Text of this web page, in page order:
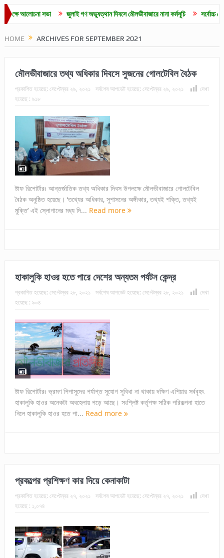
সভা জুলাই গণ অভ্যুত্থান দিবসে মৌলভীবাজারে নানা কর্মসূচি সর্বোচ্চ ভোট পেয়ে সদস্য
HOME ARCHIVES FOR SEPTEMBER 2021
মৌলভীবাজারে তথ্য অধিকার দিবসে সুজনের গোলটেবিল বৈঠক
প্রকাশিত হয়েছে: সেপ্টেম্বর ২৯, ২০২১ সর্বশেষ আপডেট হয়েছে: সেপ্টেম্বর ২৯, ২০২১
দেখা
হয়েছে : ৯১৮
ষ্টাফ রিপোর্টারঃ আন্তর্জাতিক তথ্য অধিকার দিবস উপলক্ষে মৌলভীবাজারে গোলটেবিল
বৈঠক অনুষ্ঠিত হয়েছে। ‘তথ্যের অধিকার, সুশাসনের অঙ্গীকার, তথ্যই শক্তি, তথ্যই
মুক্তি’ এই স্লোগানের মধ্য দি... Read more
হাকালুকি হাওর হতে পারে দেশের অন্যতম পর্যটন কেন্দ্র
প্রকাশিত হয়েছে: সেপ্টেম্বর ২৮, ২০২১ সর্বশেষ আপডেট হয়েছে: সেপ্টেম্বর ২৮, ২০২১
দেখা
হয়েছে : ৯০৪
ষ্টাফ রিপোর্টারঃ ভ্রমণ পিপাসুদের পর্যাপ্ত সুযোগ সুবিধা না থাকায় দক্ষিণ এশিয়ার সর্ববৃহৎ
হাকালুকি হাওর অনেকটা অবহেলায় পড়ে আছে। সংশ্লিষ্ট কর্তৃপক্ষ সঠিক পরিকল্পনা হাতে
নিলে হাকালুকি হাওর হতে পা... Read more
প্রকল্পের প্রশিক্ষণ কার দিয়ে কেনাকাটা
প্রকাশিত হয়েছে: সেপ্টেম্বর ২৭, ২০২১ সর্বশেষ আপডেট হয়েছে: সেপ্টেম্বর ২৭, ২০২১
দেখা
হয়েছে : ১,০৭৪